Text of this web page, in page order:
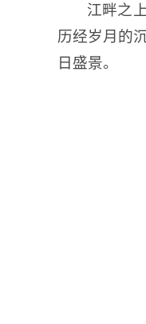
江畔之
历经岁月的
日盛景。